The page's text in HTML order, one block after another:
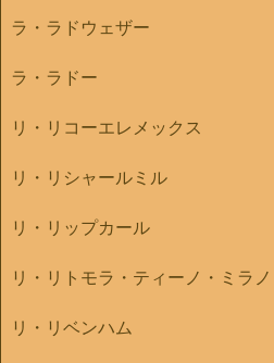
ラ・ラドウェザー
ラ・ラドー
リ・リコーエレメックス
リ・リシャールミル
リ・リップカール
リ・リトモラ・ティーノ・ミラノ
リ・リベンハム